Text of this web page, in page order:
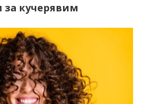
за кучерявим